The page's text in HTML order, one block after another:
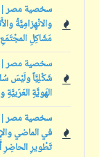
سخصية مصر |
والانْهِزامِيَّةُ
مَشَاكِلِ
سخصية مصر |
شَكْلِيَّاً ولَيْسَ
الهَويَّةِ
سخصية مصر |
في الماضي
تَطْويرِ الحاضِرِ